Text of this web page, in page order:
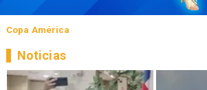
Copa América
Noticias